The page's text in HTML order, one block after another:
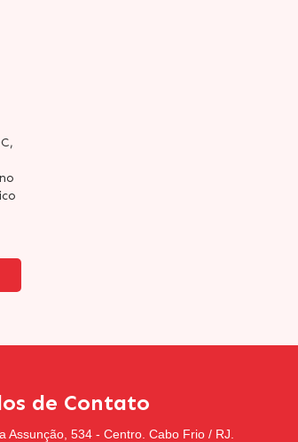
de Contato
Assunção, 534 - Centro. Cabo Frio / RJ.